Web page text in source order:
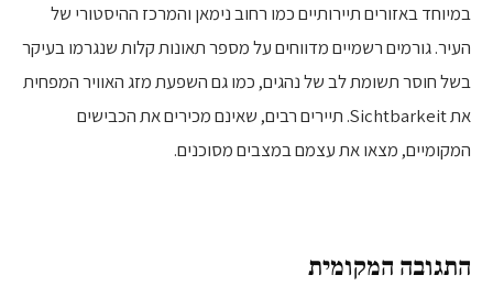
במיוחד באזורים תיירותיים כמו רחוב נימאן והמרכז ההיסטורי של
העיר. גורמים רשמיים מדווחים על מספר תאונות קלות שנגרמו בעיקר
בשל חוסר תשומת לב של נהגים, כמו גם השפעת מזג האוויר המפחית
את Sichtbarkeit. תיירים רבים, שאינם מכירים את הכבישים
המקומיים, מצאו את עצמם במצבים מסוכנים.
התגובה המקומית